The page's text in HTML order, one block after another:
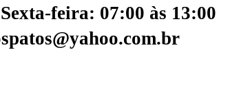
feira: 07:00 às 13:00